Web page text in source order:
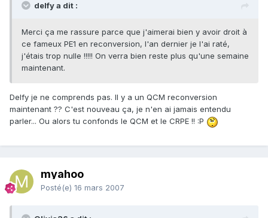
delfy a dit :
Merci ça me rassure parce que j'aimerai bien y avoir droit à
ce fameux PE1 en reconversion, l'an dernier je l'ai raté,
j'étais trop nulle !!!!! On verra bien reste plus qu'une semaine
maintenant.
Delfy je ne comprends pas. Il y a un QCM reconversion
maintenant ?? C'est nouveau ça, je n'en ai jamais entendu
parler... Ou alors tu confonds le QCM et le CRPE !! :P
myahoo
Posté(e) 16 mars 2007